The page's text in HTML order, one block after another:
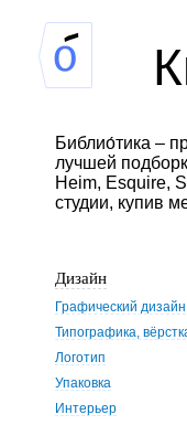
Библио́тика –
лучшей
Heim, Esquire,
студии, купив
Дизайн
Графический дизайн
Типографика,
Логотип
Упаковка
Интерьер